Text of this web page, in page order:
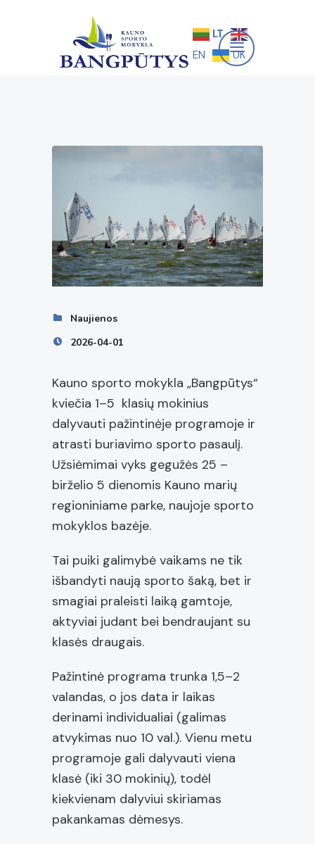
LT
EN
UK
Naujienos
2026-04-01
Kauno sporto mokykla „Bangpūtys“
kviečia 1–5 klasių mokinius
dalyvauti pažintinėje programoje ir
atrasti buriavimo sporto pasaulį.
Užsiėmimai vyks gegužės 25 –
birželio 5 dienomis Kauno marių
regioniniame parke, naujoje sporto
mokyklos bazėje.
Tai puiki galimybė vaikams ne tik
išbandyti naują sporto šaką, bet ir
smagiai praleisti laiką gamtoje,
aktyviai judant bei bendraujant su
klasės draugais.
Pažintinė programa trunka 1,5–2
valandas, o jos data ir laikas
derinami individualiai (galimas
atvykimas nuo 10 val.). Vienu metu
programoje gali dalyvauti viena
klasė (iki 30 mokinių), todėl
kiekvienam dalyviui skiriamas
pakankamas dėmesys.